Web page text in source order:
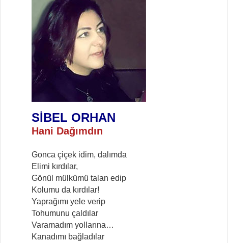
SİBEL ORHAN
Hani Dağımdın
Gonca çiçek idim, dalımda
Elimi kırdılar,
Gönül mülkümü talan edip
Kolumu da kırdılar!
Yaprağımı yele verip
Tohumunu çaldılar
Varamadım yollarına…
Kanadımı bağladılar